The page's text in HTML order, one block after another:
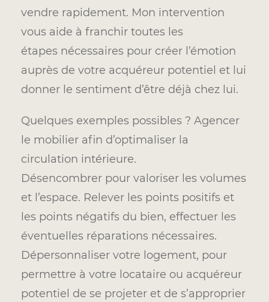
vendre rapidement. Mon intervention
vous aide à franchir toutes les
étapes nécessaires pour créer l’émotion
auprès de votre acquéreur potentiel et lui
donner le sentiment d’être déjà chez lui.
Quelques exemples possibles ? Agencer
le mobilier afin d’optimaliser la
circulation intérieure.
Désencombrer pour valoriser les volumes
et l’espace. Relever les points positifs et
les points négatifs du bien, effectuer les
éventuelles réparations nécessaires.
Dépersonnaliser votre logement, pour
permettre à votre locataire ou acquéreur
potentiel de se projeter et de s’approprier